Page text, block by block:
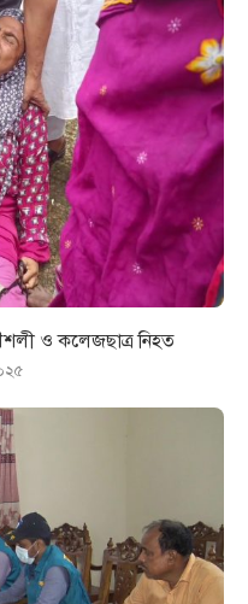
ও কলেজছাত্র নিহত